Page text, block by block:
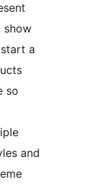
show
a
so
and